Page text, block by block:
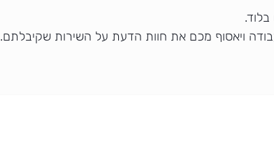
ויאסוף מכם את חוות הדעת על השירות שקיבלתם.